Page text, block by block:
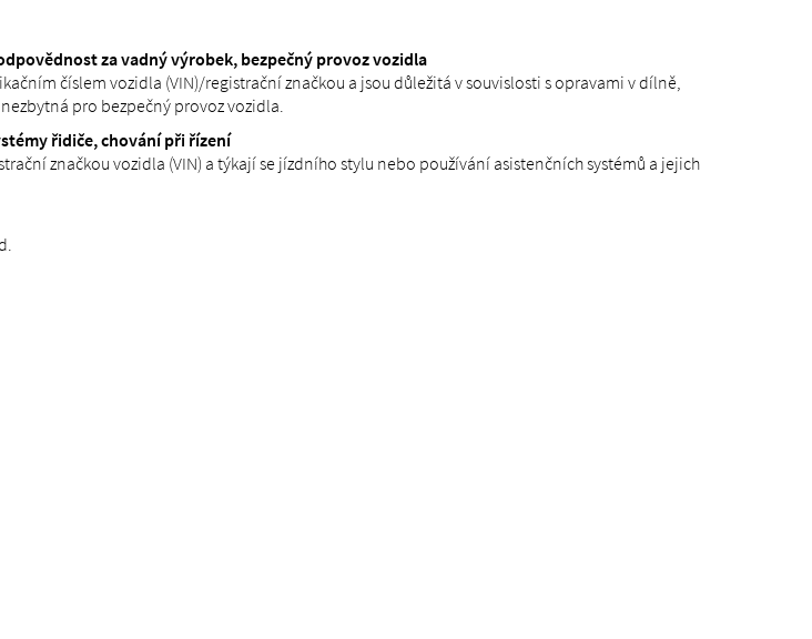
za vadný výrobek, bezpečný provoz vozidla
číslem vozidla (VIN)/registrační značkou a jsou důležitá v souvislosti s opravami v dílně,
pro bezpečný provoz vozidla.
řidiče, chování při řízení
značkou vozidla (VIN) a týkají se jízdního stylu nebo používání asistenčních systémů a jejich